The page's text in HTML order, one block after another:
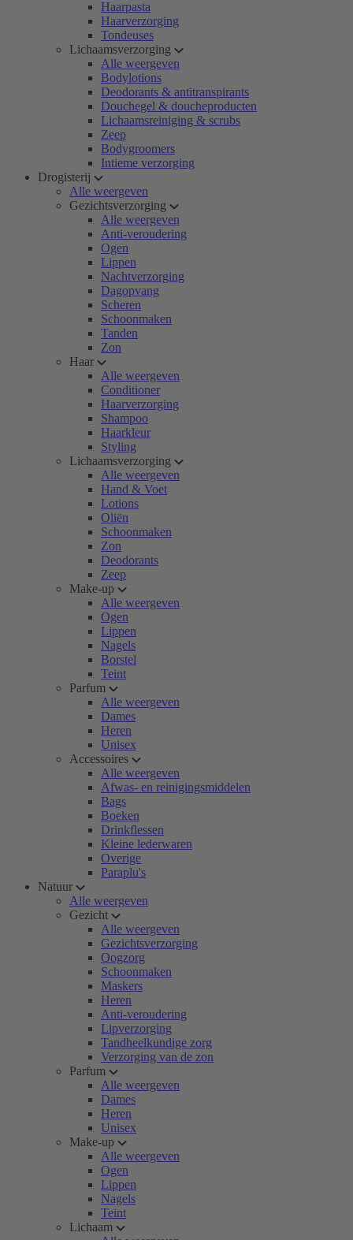
Haarpasta
Haarverzorging
Tondeuses
Lichaamsverzorging
Alle weergeven
Bodylotions
Deodorants & antitranspirants
Douchegel & doucheproducten
Lichaamsreiniging & scrubs
Zeep
Bodygroomers
Intieme verzorging
Drogisterij
Alle weergeven
Gezichtsverzorging
Alle weergeven
Anti-veroudering
Ogen
Lippen
Nachtverzorging
Dagopvang
Scheren
Schoonmaken
Tanden
Zon
Haar
Alle weergeven
Conditioner
Haarverzorging
Shampoo
Haarkleur
Styling
Lichaamsverzorging
Alle weergeven
Hand & Voet
Lotions
Oliën
Schoonmaken
Zon
Deodorants
Zeep
Make-up
Alle weergeven
Ogen
Lippen
Nagels
Borstel
Teint
Parfum
Alle weergeven
Dames
Heren
Unisex
Accessoires
Alle weergeven
Afwas- en reinigingsmiddelen
Bags
Boeken
Drinkflessen
Kleine lederwaren
Overige
Paraplu's
Natuur
Alle weergeven
Gezicht
Alle weergeven
Gezichtsverzorging
Oogzorg
Schoonmaken
Maskers
Heren
Anti-veroudering
Lipverzorging
Tandheelkundige zorg
Verzorging van de zon
Parfum
Alle weergeven
Dames
Heren
Unisex
Make-up
Alle weergeven
Ogen
Lippen
Nagels
Teint
Lichaam